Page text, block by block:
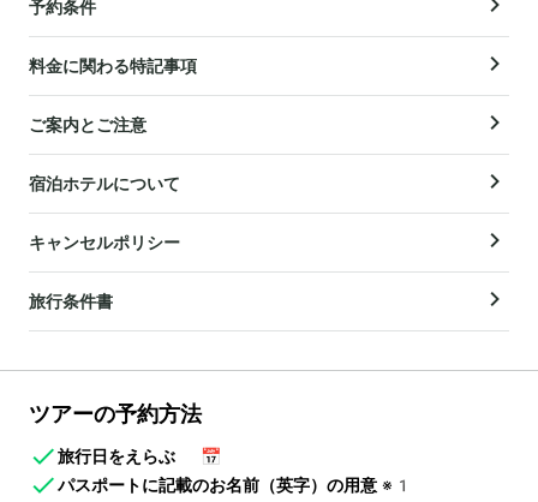
予約条件
料金に関わる特記事項
ご案内とご注意
宿泊ホテルについて
キャンセルポリシー
旅行条件書
ツアーの予約方法
旅行日をえらぶ
📅
パスポートに記載のお名前（英字）の用意 ※1